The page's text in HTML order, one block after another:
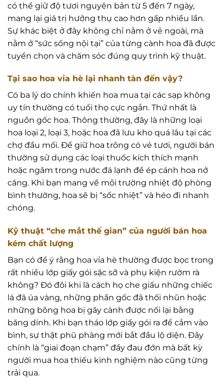
có thể giữ độ tươi nguyên bản từ 5 đến 7 ngày,
mang lại giá trị hưởng thụ cao hơn gấp nhiều lần.
Sự khác biệt ở đây không chỉ nằm ở vẻ ngoài, mà
nằm ở “sức sống nội tại” của từng cành hoa đã được
tuyển chọn và chăm sóc đúng quy trình kỹ thuật.
Tại sao hoa vỉa hè lại nhanh tàn đến vậy?
Có ba lý do chính khiến hoa mua tại các sạp không
uy tín thường có tuổi thọ cực ngắn. Thứ nhất là
nguồn gốc hoa. Thông thường, đây là những loại
hoa loại 2, loại 3, hoặc hoa đã lưu kho quá lâu tại các
chợ đầu mối. Để giữ hoa trông có vẻ tươi, người bán
thường sử dụng các loại thuốc kích thích mạnh
hoặc ngâm trong nước đá lạnh để ép cánh hoa nở
căng. Khi bạn mang về môi trường nhiệt độ phòng
bình thường, hoa sẽ bị “sốc nhiệt” và héo đi nhanh
chóng.
Kỹ thuật “che mắt thế gian” của người bán hoa
kém chất lượng
Bạn có để ý rằng hoa vỉa hè thường được bọc trong
rất nhiều lớp giấy gói sặc sỡ và phụ kiện rườm rà
không? Đó đôi khi là cách họ che giấu những chiếc
lá đã úa vàng, những phần gốc đã thối nhũn hoặc
những bông hoa bị gãy cành được nối lại bằng
băng dính. Khi bạn tháo lớp giấy gói ra để cắm vào
bình, sự thật phũ phàng mới bắt đầu lộ diện. Đây
chính là “giai đoạn chạm” đầy đau đớn mà bất kỳ
người mua hoa thiếu kinh nghiệm nào cũng từng
trải qua.